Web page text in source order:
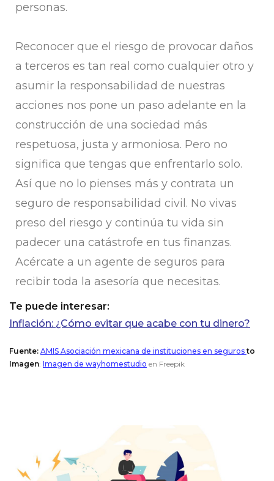
personas.
Reconocer que el riesgo de provocar daños
a terceros es tan real como cualquier otro y
asumir la responsabilidad de nuestras
acciones nos pone un paso adelante en la
construcción de una sociedad más
respetuosa, justa y armoniosa. Pero no
significa que tengas que enfrentarlo solo.
Así que no lo pienses más y contrata un
seguro de responsabilidad civil. No vivas
preso del riesgo y continúa tu vida sin
padecer una catástrofe en tus finanzas.
Acércate a un agente de seguros para
recibir toda la asesoría que necesitas.
Te puede interesar:
Inflación: ¿Cómo evitar que acabe con tu dinero?
Fuente: AMIS Asociación mexicana de instituciones en seguros to
Imagen: Imagen de wayhomestudio en Freepik